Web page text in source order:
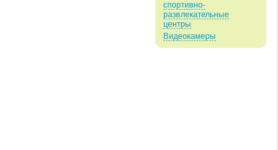
спортивно-
развлекательные
центры
Видеокамеры